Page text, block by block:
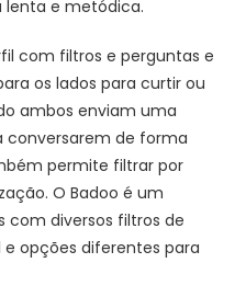
e metódica.
com filtros e perguntas e
os lados para curtir ou
ambos enviam uma
conversarem de forma
permite filtrar por
O Badoo é um
com diversos filtros de
opções diferentes para